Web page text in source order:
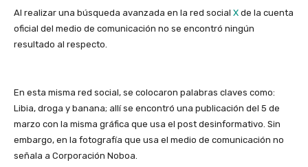
Al realizar una búsqueda avanzada en la red social X de la cuenta
oficial del medio de comunicación no se encontró ningún
resultado al respecto.
En esta misma red social, se colocaron palabras claves como:
Libia, droga y banana; allí se encontró una publicación del 5 de
marzo con la misma gráfica que usa el post desinformativo. Sin
embargo, en la fotografía que usa el medio de comunicación no
señala a Corporación Noboa.